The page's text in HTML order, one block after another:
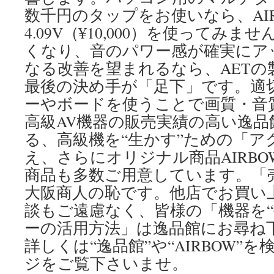
数千円のタップをお使いなら、
4.09V（¥10,000）を使ってみませ
くなり、音のパワー感が確実に
なる改善を望まれるなら、AET
最後の決め手が「足下」です。
ーやボードを使うことで画質・
高級AV機器の販売実績の高い逸
る、高級機を“生かす”ための「
え、さらにオリジナル商品
商品も多数ご用意しています。
大阪商人の恥です。他店でお買
談もご遠慮なく、皆様の「機器を
ーの活用方法」は逸品館にお尋ね
詳しくは“逸品館”や“AIRBOW”を
ジをご覧下さいませ。